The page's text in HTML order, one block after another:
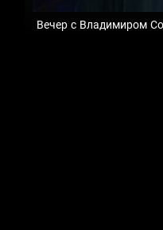
Вечер с Владимиром